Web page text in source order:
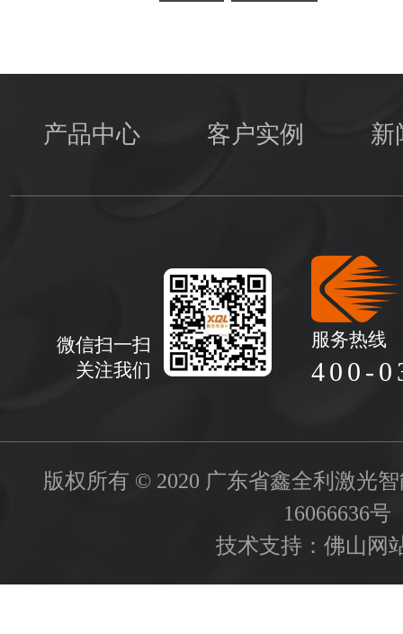
产品中心 客户实例 新
微信扫一扫
关注我们
服务热线
400-
版权所有 © 2020 广东省鑫全利激光
16066636号
技术支持： 佛山网